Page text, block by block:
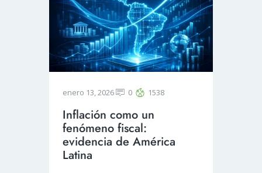
enero 13, 2026 0 1538
Inflación como un
fenómeno fiscal:
evidencia de América
Latina